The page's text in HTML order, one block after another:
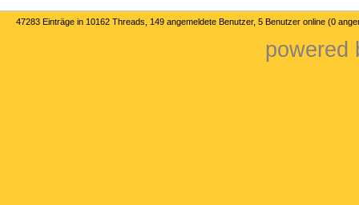
47283 Einträge in 10162 Threads, 149 angemeldete Benutzer, 5 Benutzer online (0
powered